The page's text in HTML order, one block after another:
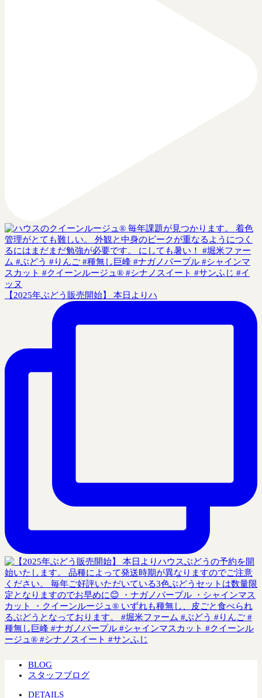
【2025年ぶどう販売開始】 本日よりハ
BLOG
スタッフブログ
DETAILS